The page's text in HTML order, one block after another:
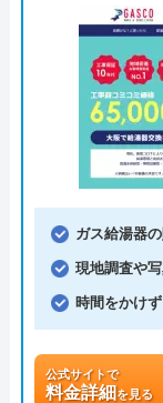
ガス給湯器
現地調査や
時間をかけ
公式サイトで
料金詳細を見る